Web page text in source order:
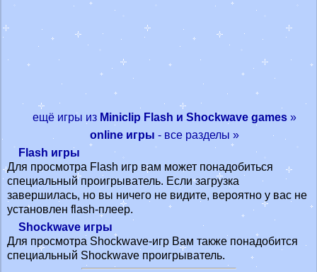
ещё игры из Miniclip Flash и Shockwave games »
online игры - все разделы »
Flash игры
Для просмотра Flash игр вам может понадобиться
специальный проигрыватель. Если загрузка
завершилась, но вы ничего не видите, вероятно у вас не
установлен flash-плеер.
Shockwave игры
Для просмотра Shockwave-игр Вам также понадобится
специальный Shockwave проигрыватель.